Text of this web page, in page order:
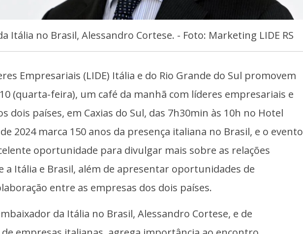
Itália no Brasil, Alessandro Cortese. - Foto: Marketing LIDE RS
Empresariais (LIDE) Itália e do Rio Grande do Sul promovem
(quarta-feira), um café da manhã com líderes empresariais e
dois países, em Caxias do Sul, das 7h30min às 10h no Hotel
2024 marca 150 anos da presença italiana no Brasil, e o evento
oportunidade para divulgar mais sobre as relações
a Itália e Brasil, além de apresentar oportunidades de
entre as empresas dos dois países.
da Itália no Brasil, Alessandro Cortese, e de